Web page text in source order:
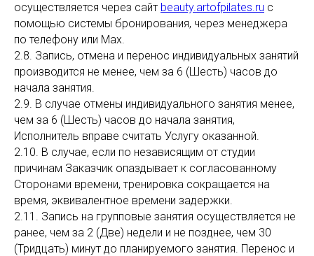
осуществляется через сайт beauty.artofpilates.ru с
помощью системы бронирования, через менеджера
по телефону или Max.
2.8. Запись, отмена и перенос индивидуальных занятий
производится не менее, чем за 6 (Шесть) часов до
начала занятия.
2.9. В случае отмены индивидуального занятия менее,
чем за 6 (Шесть) часов до начала занятия,
Исполнитель вправе считать Услугу оказанной.
2.10. В случае, если по независящим от студии
причинам Заказчик опаздывает к согласованному
Сторонами времени, тренировка сокращается на
время, эквивалентное времени задержки.
2.11. Запись на групповые занятия осуществляется не
ранее, чем за 2 (Две) недели и не позднее, чем 30
(Тридцать) минут до планируемого занятия. Перенос и